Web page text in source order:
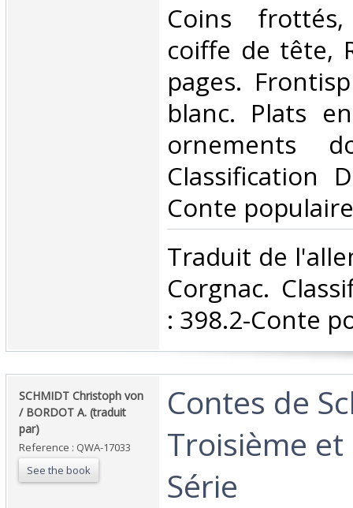
Coins
coiffe de tête,
pages.
blanc. Plats
ornements
Classification
Conte populaire‎
‎Traduit de
Corgnac.
: 398.2-Conte
‎SCHMIDT Christoph von
/ BORDOT A. (traduit
par) ‎
Reference : QWA-17033
See the book
‎Contes de
Troisième
Série ‎